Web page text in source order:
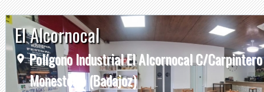
El Alcornocal
Polígono Industrial El Alcornocal C/
Monesterio (Badajoz)